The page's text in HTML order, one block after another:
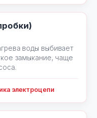
воды выбивает
замыкание, чаще
электроцепи